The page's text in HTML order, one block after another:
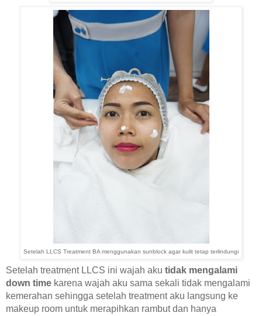
Setelah LLCS Treatment BA menggunakan sunblock agar kulit tetap terlindungi
Setelah treatment LLCS ini wajah aku tidak mengalami
down time karena wajah aku sama sekali tidak mengalami
kemerahan sehingga setelah treatment aku langsung ke
makeup room untuk merapihkan rambut dan hanya